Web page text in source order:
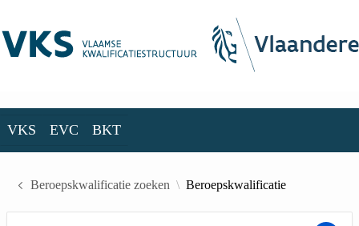
VKS EVC BKT
Beroepskwalificatie zoeken Beroepskwalificatie